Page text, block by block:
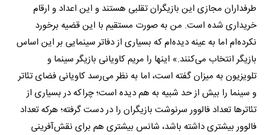
طرفداران مجازی این بازیگران تقلبی هستند و این اعداد و ارقام
خریداری شده است. من به صورت مستقیم با این قضیه برخورد
نکرده‌ام اما به عینه دیده‌ام که بسیاری از دفاتر سینمایی بر این اساس
بازیگر انتخاب می‌کنند.» اینها را مریم کاویانی بازیگر سینما و
تلویزیون به میزان گفته است، اما به ‌نظر می‌رسد کاویانی فضای تئاتر
و سینما را بیش از حد شبیه به هم دیده است؛ چراکه در بسیاری از
تئاتر‌ها تعداد فالوور سرنوشت بازیگران را در دست گرفته؛ هرکه تعداد
فالوور بیشتری داشته باشد، شانس بیشتری هم برای نقش‌آفرینی